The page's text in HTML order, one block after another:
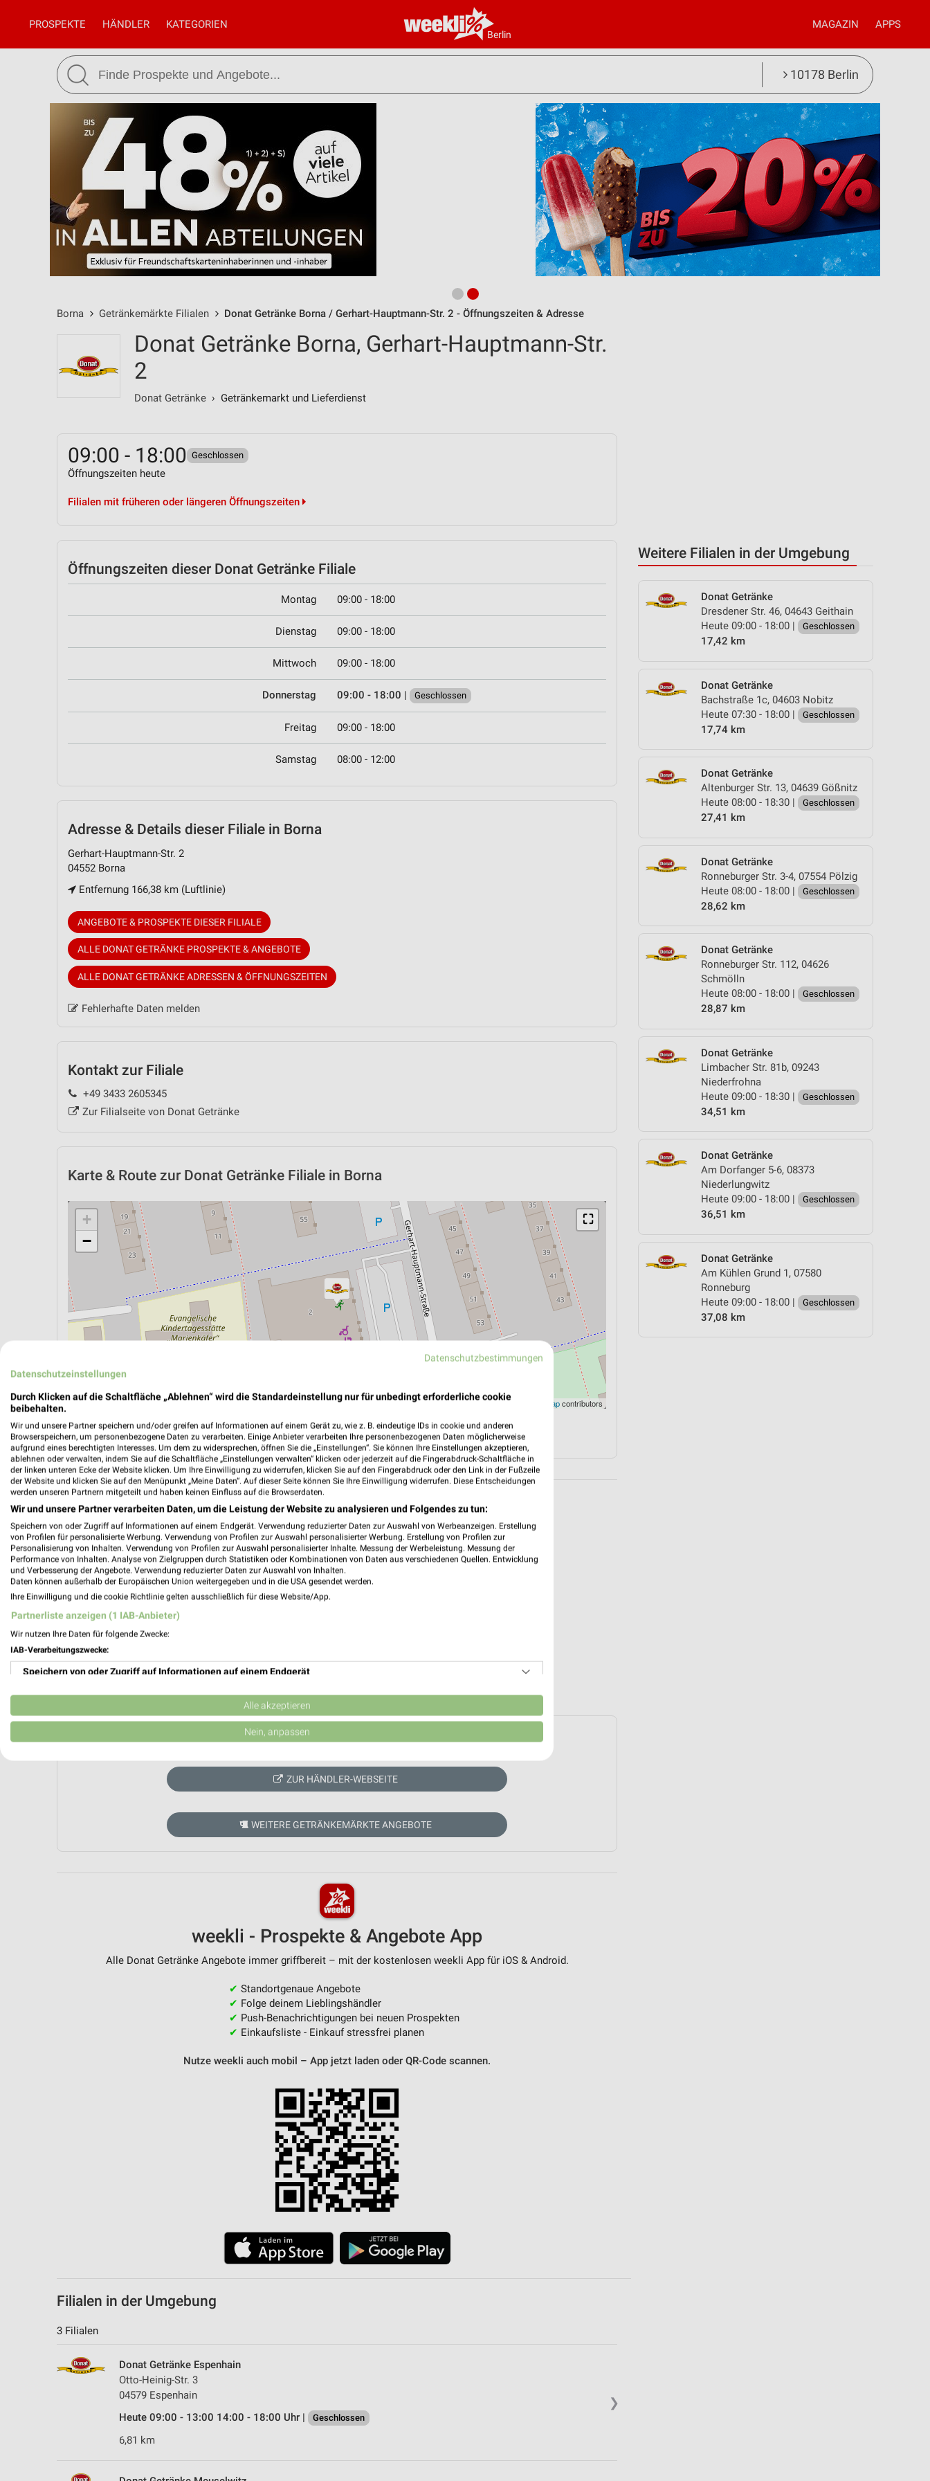
Berlin
PROSPEKTE HÄNDLER KATEGORIEN MAGAZIN APPS
10178 Berlin
Borna Getränkemärkte Filialen Donat Getränke Borna / Gerhart-Hauptmann-Str. 2 - Öffnungszeiten & Adresse
Weitere Filialen in der Umgebung
Donat Getränke
Dresdener Str. 46, 04643 Geithain
Heute 09:00 - 18:00 |
Geschlossen
17,42 km
Donat Getränke
Bachstraße 1c, 04603 Nobitz
Heute 07:30 - 18:00 |
Geschlossen
17,74 km
Donat Getränke
Altenburger Str. 13, 04639 Gößnitz
Heute 08:00 - 18:30 |
Geschlossen
27,41 km
Donat Getränke
Ronneburger Str. 3-4, 07554 Pölzig
Heute 08:00 - 18:00 |
Geschlossen
28,62 km
Donat Getränke
Ronneburger Str. 112, 04626
Schmölln
Heute 08:00 - 18:00 |
Geschlossen
28,87 km
Donat Getränke
Limbacher Str. 81b, 09243
Niederfrohna
Heute 09:00 - 18:30 |
Geschlossen
34,51 km
Donat Getränke
Am Dorfanger 5-6, 08373
Niederlungwitz
Heute 09:00 - 18:00 |
Geschlossen
36,51 km
Donat Getränke
Am Kühlen Grund 1, 07580
Ronneburg
Heute 09:00 - 18:00 |
Geschlossen
37,08 km
Donat Getränke Borna, Gerhart-Hauptmann-Str.
2
Donat Getränke › Getränkemarkt und Lieferdienst
09:00 - 18:00 Geschlossen
Öffnungszeiten heute
Filialen mit früheren oder längeren Öffnungszeiten
Öffnungszeiten dieser Donat Getränke Filiale
Montag 09:00 - 18:00
Dienstag 09:00 - 18:00
Mittwoch 09:00 - 18:00
Donnerstag 09:00 - 18:00 | Geschlossen
Freitag 09:00 - 18:00
Samstag 08:00 - 12:00
Adresse & Details dieser Filiale in Borna
Gerhart-Hauptmann-Str. 2
04552 Borna
Entfernung 166,38 km (Luftlinie)
ANGEBOTE & PROSPEKTE DIESER FILIALE
ALLE DONAT GETRÄNKE PROSPEKTE & ANGEBOTE
ALLE DONAT GETRÄNKE ADRESSEN & ÖFFNUNGSZEITEN
Fehlerhafte Daten melden
Kontakt zur Filiale
+49 3433 2605345
Zur Filialseite von Donat Getränke
Karte & Route zur Donat Getränke Filiale in Borna
⛶
+
−
Leaflet|©OpenStreetMapcontributors
ÖPNV ANZEIGEN LADESÄULEN ANZEIGEN NAVIGATION MIT GOOGLE/IOS MAPS
Aktuell keine Prospekte vorhanden.
ZUR HÄNDLER-WEBSEITE
WEITERE GETRÄNKEMÄRKTE ANGEBOTE
weekli - Prospekte & Angebote App
Alle Donat Getränke Angebote immer griffbereit – mit der kostenlosen weekli App für iOS & Android.
✔ Standortgenaue Angebote
✔ Folge deinem Lieblingshändler
✔ Push-Benachrichtigungen bei neuen Prospekten
✔ Einkaufsliste - Einkauf stressfrei planen
Nutze weekli auch mobil – App jetzt laden oder QR-Code scannen.
Filialen in der Umgebung
3 Filialen
❯
Donat Getränke Espenhain
Otto-Heinig-Str. 3
04579 Espenhain
Heute 09:00 - 13:00 14:00 - 18:00 Uhr |
Geschlossen
6,81 km
Datenschutzbestimmungen
Datenschutzeinstellungen
Durch Klicken auf die Schaltfläche „Ablehnen“ wird die Standardeinstellung nur für unbedingt erforderliche cookie
beibehalten.
Wir und unsere Partner speichern und/oder greifen auf Informationen auf einem Gerät zu, wie z. B. eindeutige IDs in cookie und anderen
Browserspeichern, um personenbezogene Daten zu verarbeiten. Einige Anbieter verarbeiten Ihre personenbezogenen Daten möglicherweise
aufgrund eines berechtigten Interesses. Um dem zu widersprechen, öffnen Sie die „Einstellungen“. Sie können Ihre Einstellungen akzeptieren,
ablehnen oder verwalten, indem Sie auf die Schaltfläche „Einstellungen verwalten“ klicken oder jederzeit auf die Fingerabdruck-Schaltfläche in
der linken unteren Ecke der Website klicken. Um Ihre Einwilligung zu widerrufen, klicken Sie auf den Fingerabdruck oder den Link in der Fußzeile
der Website und klicken Sie auf den Menüpunkt „Meine Daten“. Auf dieser Seite können Sie Ihre Einwilligung widerrufen. Diese Entscheidungen
werden unseren Partnern mitgeteilt und haben keinen Einfluss auf die Browserdaten.
Wir und unsere Partner verarbeiten Daten, um die Leistung der Website zu analysieren und Folgendes zu tun:
Speichern von oder Zugriff auf Informationen auf einem Endgerät. Verwendung reduzierter Daten zur Auswahl von Werbeanzeigen. Erstellung
von Profilen für personalisierte Werbung. Verwendung von Profilen zur Auswahl personalisierter Werbung. Erstellung von Profilen zur
Personalisierung von Inhalten. Verwendung von Profilen zur Auswahl personalisierter Inhalte. Messung der Werbeleistung. Messung der
Performance von Inhalten. Analyse von Zielgruppen durch Statistiken oder Kombinationen von Daten aus verschiedenen Quellen. Entwicklung
und Verbesserung der Angebote. Verwendung reduzierter Daten zur Auswahl von Inhalten.
Daten können außerhalb der Europäischen Union weitergegeben und in die USA gesendet werden.
Ihre Einwilligung und die cookie Richtlinie gelten ausschließlich für diese Website/App.
Partnerliste anzeigen (1 IAB-Anbieter)
Wir nutzen Ihre Daten für folgende Zwecke:
IAB-Verarbeitungszwecke:
Speichern von oder Zugriff auf Informationen auf einem Endgerät
Verwendung reduzierter Daten zur Auswahl von Werbeanzeigen
Erstellung von Profilen für personalisierte Werbung
Erstellung von Profilen zur Personalisierung von Inhalten
Verwendung von Profilen zur Auswahl personalisierter Inhalte
Analyse von Zielgruppen durch Statistiken oder Kombinationen von Daten aus verschiedenen
Entwicklung und Verbesserung der Angebote
Verwendung reduzierter Daten zur Auswahl von Inhalten
Geräte anhand von aktiv angeforderten Informationen identifizieren
Alle akzeptieren
Nein, anpassen